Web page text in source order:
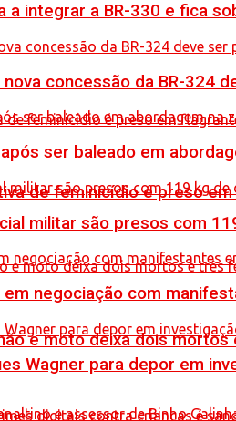
de feminicídio é preso
e moto deixa dois
a integrar a BR-330 e fica
concessão da BR-324
ser baleado em
militar são presos com
em negociação com
Wagner para depor em